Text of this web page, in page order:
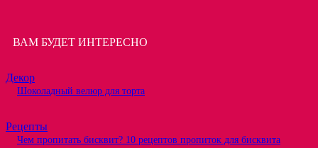
ВАМ БУДЕТ ИНТЕРЕСНО
Декор
Шоколадный велюр для торта
Рецепты
Чем пропитать бисквит? 10 рецептов пропиток для бисквита